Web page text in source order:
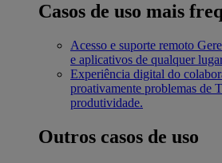
Casos de uso mais
Acesso e suporte remoto
e aplicativos de qualquer
Experiência digital do
proativamente problemas de
produtividade.
Outros casos de uso